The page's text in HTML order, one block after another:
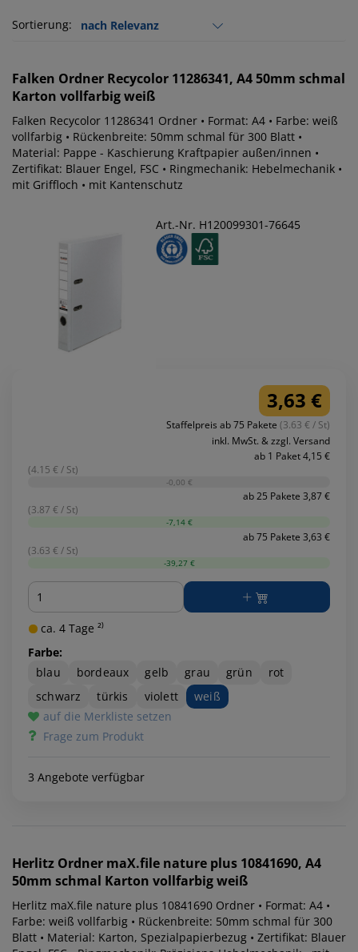
Sortierung:
Falken Ordner Recycolor 11286341, A4 50mm schmal
Karton vollfarbig weiß
Falken Recycolor 11286341 Ordner • Format: A4 • Farbe: weiß
vollfarbig • Rückenbreite: 50mm schmal für 300 Blatt •
Material: Pappe - Kaschierung Kraftpapier außen/innen •
Zertifikat: Blauer Engel, FSC • Ringmechanik: Hebelmechanik •
mit Griffloch • mit Kantenschutz
Art.-Nr. H120099301-76645
3,63 €
Staffelpreis ab 75 Pakete (3.63 € / St)
inkl. MwSt. & zzgl. Versand
ab 1 Paket 4,15 €
(4.15 € / St)
-0,00 €
ab 25 Pakete 3,87 €
(3.87 € / St)
-7,14 €
ab 75 Pakete 3,63 €
(3.63 € / St)
-39,27 €
Menge
ca. 4 Tage ²⁾
Farbe:
blau
bordeaux gelb grau grün
rot
schwarz
türkis violett
weiß
auf die Merkliste setzen
Frage zum Produkt
3 Angebote verfügbar
Herlitz Ordner maX.file nature plus 10841690, A4
50mm schmal Karton vollfarbig weiß
Herlitz maX.file nature plus 10841690 Ordner • Format: A4 •
Farbe: weiß vollfarbig • Rückenbreite: 50mm schmal für 300
Blatt • Material: Karton, Spezialpapierbezug • Zertifikat: Blauer